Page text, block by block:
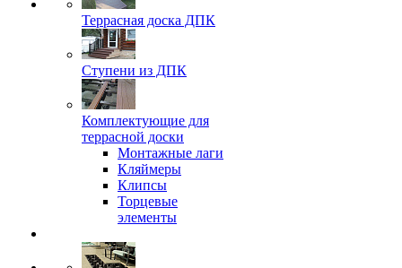
Террасная доска ДПК
Ступени из ДПК
Комплектующие для
террасной доски
Монтажные лаги
Кляймеры
Клипсы
Торцевые
элементы